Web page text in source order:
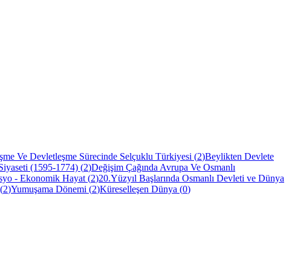
Ve Devletleşme Sürecinde Selçuklu Türkiyesi (2)Beylikten Devlete
(1595-1774) (2)Değişim Çağında Avrupa Ve Osmanlı
- Ekonomik Hayat (2)20.Yüzyıl Başlarında Osmanlı Devleti ve Dünya
(2)Yumuşama Dönemi (2)Küreselleşen Dünya (0)